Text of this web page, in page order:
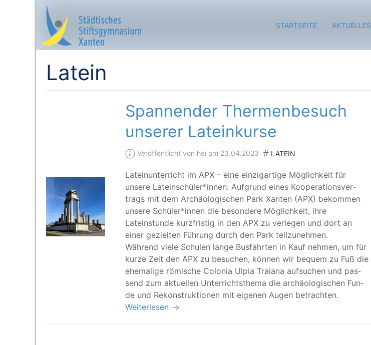
STARTSEITE AKTUELLES
Startseite
Service & Infos
Latein
Spannender Thermenbesuch
unserer Lateinkurse
Veröffentlicht von hei am 23.04.2023 LATEIN
Latein­un­ter­richt im APX – eine ein­zig­ar­ti­ge Mög­lich­keit für
unse­re Lateinschüler*innen: Auf­grund eines Koope­ra­ti­ons­ver­
trags mit dem Archäo­lo­gi­schen Park Xan­ten (APX) bekom­men
unse­re Schüler*innen die beson­de­re Mög­lich­keit, ihre
Lateinstun­de kurz­fris­tig in den APX zu ver­le­gen und dort an
einer geziel­ten Füh­rung durch den Park teilzunehmen.
Wäh­rend vie­le Schu­len lan­ge Bus­fahr­ten in Kauf neh­men, um für
kur­ze Zeit den APX zu besu­chen, kön­nen wir bequem zu Fuß die
ehe­ma­li­ge römi­sche Colo­nia Ulpia Trai­a­na auf­su­chen und pas­
send zum aktu­el­len Unter­richts­the­ma die archäo­lo­gi­schen Fun­
de und Rekon­struk­tio­nen mit eige­nen Augen betrachten.
Weiterlesen